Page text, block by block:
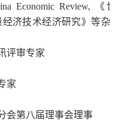
Economic Review, 《
济技术经济研究》等杂
评审专家
家
会第八届理事会理事